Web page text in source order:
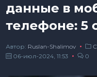
данные в
телефоне: 5
Автор: Ruslan-Shalimov
06-июл-2024, 11:53
0